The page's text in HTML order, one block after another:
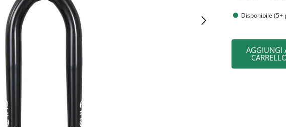
Disponibile (5+
AGGIUNGI